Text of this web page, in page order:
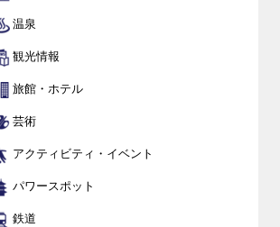
温泉
観光情報
旅館・ホテル
芸術
アクティビティ・イベント
パワースポット
鉄道